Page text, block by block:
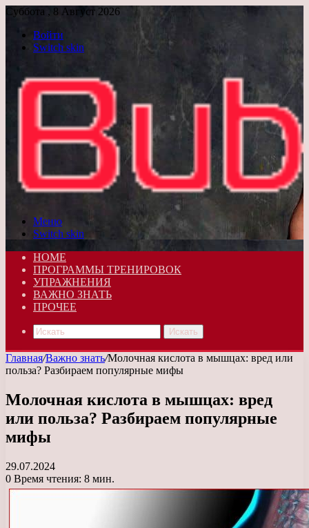
Суббота , 8 Август 2026
Войти
Switch skin
Меню
Switch skin
HOME
ПРОГРАММЫ ТРЕНИРОВОК
УПРАЖНЕНИЯ
ВАЖНО ЗНАТЬ
ПРОЧЕЕ
Искать
Главная/Важно знать/Молочная кислота в мышцах: вред или
польза? Разбираем популярные мифы
Молочная кислота в мышцах: вред
или польза? Разбираем популярные
мифы
29.07.2024
0 Время чтения: 8 мин.